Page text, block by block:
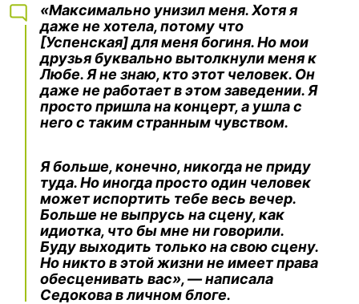
«Максимально унизил меня. Хотя я
даже не хотела, потому что
[Успенская] для меня богиня. Но мои
друзья буквально вытолкнули меня к
Любе. Я не знаю, кто этот человек. Он
даже не работает в этом заведении. Я
просто пришла на концерт, а ушла с
него с таким странным чувством.
Я больше, конечно, никогда не приду
туда. Но иногда просто один человек
может испортить тебе весь вечер.
Больше не выпрусь на сцену, как
идиотка, что бы мне ни говорили.
Буду выходить только на свою сцену.
Но никто в этой жизни не имеет права
обесценивать вас», — написала
Седокова в личном блоге.